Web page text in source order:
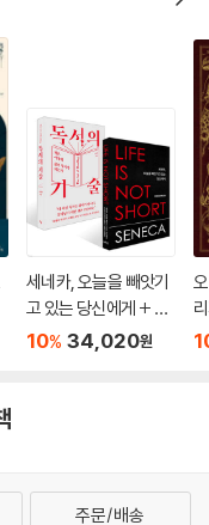
무시무시한 바다로 항해를
기쁨을 즐기는 자들, 플루
는 영혼들이여. 자네들은
며, 〈추측할 수 있는 곳〉
네들에게만 내가 〈본〉 수
겠네.”
다 스스로 사유하며 수
자분들의 손에 이 책이 닿
세네카, 오늘을 빼앗기
고 있는 당신에게 + 독
서의 기술 세트
10% 34,020원
주문/배송